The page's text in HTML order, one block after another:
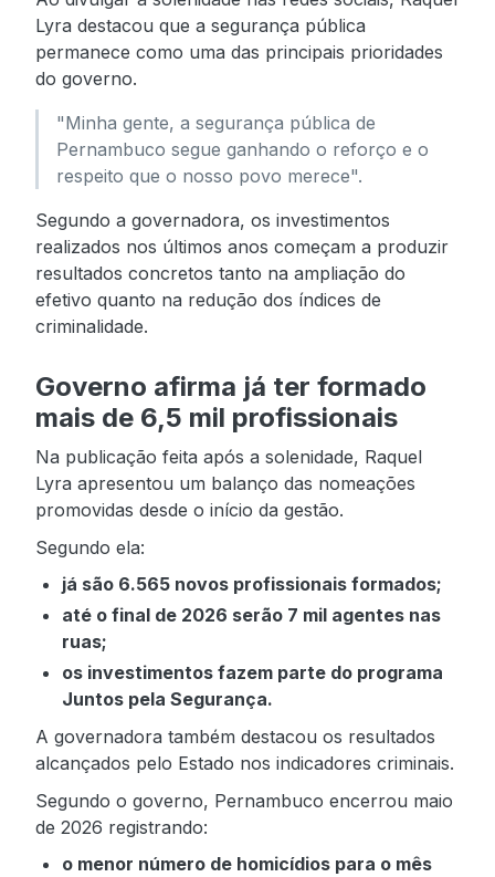
Lyra destacou que a segurança pública
permanece como uma das principais prioridades
do governo.
"Minha gente, a segurança pública de
Pernambuco segue ganhando o reforço e o
respeito que o nosso povo merece".
Segundo a governadora, os investimentos
realizados nos últimos anos começam a produzir
resultados concretos tanto na ampliação do
efetivo quanto na redução dos índices de
criminalidade.
Governo afirma já ter formado
mais de 6,5 mil profissionais
Na publicação feita após a solenidade, Raquel
Lyra apresentou um balanço das nomeações
promovidas desde o início da gestão.
Segundo ela:
já são 6.565 novos profissionais formados;
até o final de 2026 serão 7 mil agentes nas
ruas;
os investimentos fazem parte do programa
Juntos pela Segurança.
A governadora também destacou os resultados
alcançados pelo Estado nos indicadores criminais.
Segundo o governo, Pernambuco encerrou maio
de 2026 registrando:
o menor número de homicídios para o mês